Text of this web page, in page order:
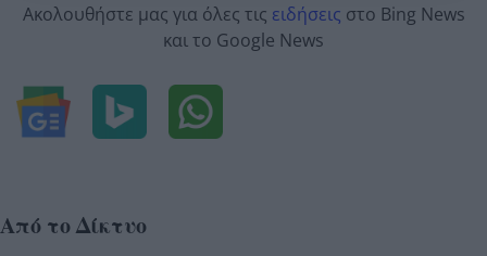
Ακολουθήστε μας για όλες τις ειδήσεις στο Bing News
και το Google News
Από το Δίκτυο